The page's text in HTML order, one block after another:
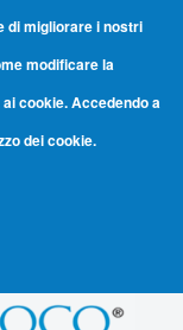
di migliorare i nostri
modificare la
cookie. Accedendo a
dei cookie.